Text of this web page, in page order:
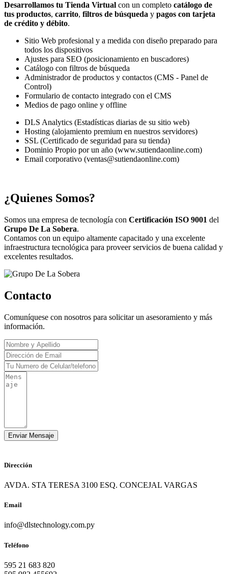
Desarrollamos tu Tienda Virtual con un completo catálogo de
tus productos, carrito, filtros de búsqueda y pagos con tarjeta
de crédito y débito.
Sitio Web profesional y a medida con diseño preparado para
todos los dispositivos
Ajustes para SEO (posicionamiento en buscadores)
Catálogo con filtros de búsqueda
Administrador de productos y contactos (CMS - Panel de
Control)
Formulario de contacto integrado con el CMS
Medios de pago online y offline
DLS Analytics (Estadísticas diarias de su sitio web)
Hosting (alojamiento premium en nuestros servidores)
SSL (Certificado de seguridad para su tienda)
Dominio Propio por un año (www.sutiendaonline.com)
Email corporativo (ventas@sutiendaonline.com)
¿Quienes Somos?
Somos una empresa de tecnología con Certificación ISO 9001 del
Grupo De La Sobera.
Contamos con un equipo altamente capacitado y una excelente
infraestructura tecnológica para proveer servicios de buena calidad y
excelentes resultados.
Contacto
Comuníquese con nosotros para solicitar un asesoramiento y más
información.
Dirección
AVDA. STA TERESA 3100 ESQ. CONCEJAL VARGAS
Email
info@dlstechnology.com.py
Teléfono
595 21 683 820